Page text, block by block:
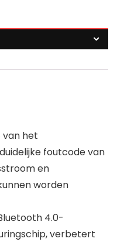
van het
foutcode van
en
worden
4.0-
verbetert